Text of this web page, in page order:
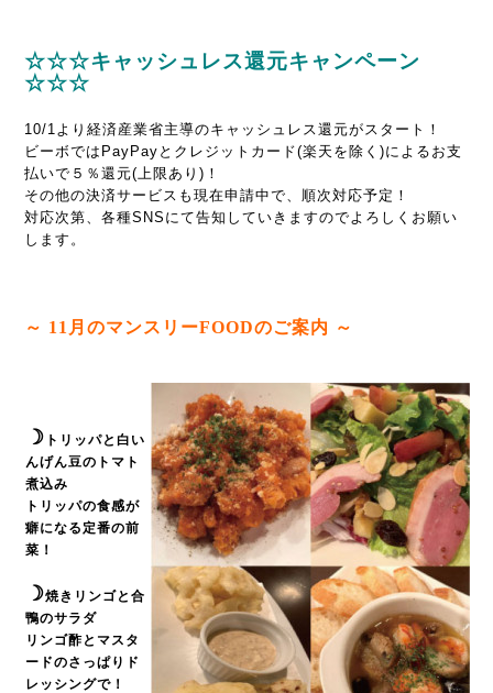
☆☆☆キャッシュレス還元キャンペーン
☆☆☆
10/1より経済産業省主導のキャッシュレス還元がスタート！
ビーボではPayPayとクレジットカード(楽天を除く)によるお支
払いで５％還元(上限あり) ！
その他の決済サービスも現在申請中で、順次対応予定！
対応次第、各種SNSにて告知していきますのでよろしくお願い
します。
～ 11 月のマンスリーFOODのご案内 ～
☽ トリッパと白い
んげん豆のトマト
煮込み
トリッパの食感が
癖になる定番の前
菜！
☽焼きリンゴと合
鴨のサラダ
リンゴ酢とマスタ
ードのさっぱりド
レッシングで！